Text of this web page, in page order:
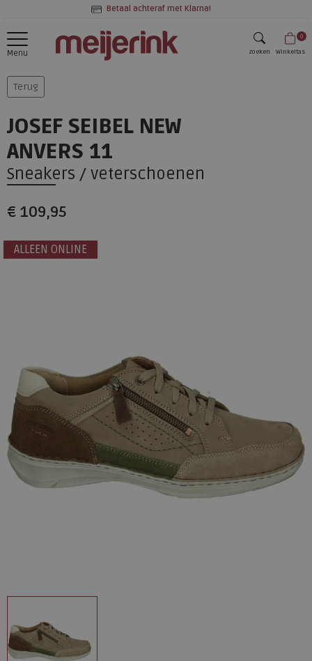
Betaal achteraf met Klarna!
Menu zoeken
0
Winkeltas
Terug
JOSEF SEIBEL NEW
ANVERS 11
Sneakers / veterschoenen
€ 109,95
ALLEEN ONLINE